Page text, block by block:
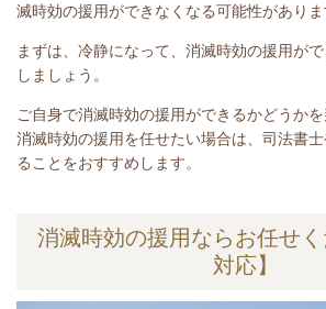
滅時効の援用ができなくなる可能性がありま
まずは、 冷静になって、消滅時効の援用が
しましょう。
ご自身で消滅時効の援用ができるかどうか
消滅時効の援用を任せたい場合は、司法書
ることをおすすめします。
消滅時効の援用ならお任せ
対応】